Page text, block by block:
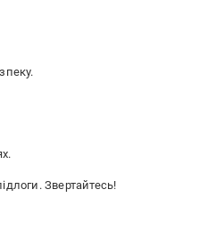
Звертайтесь!